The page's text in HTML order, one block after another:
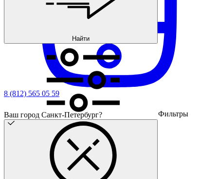
8 (812) 565 05 59
Ваш город Санкт-Петербург?
Найти
Фильтры